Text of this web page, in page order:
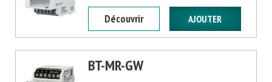
Découvrir
BT-MR-GW